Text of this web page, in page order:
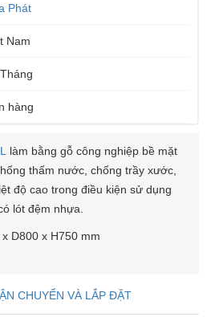
Phát
Nam
hàng
làm bằng gỗ công nghiệp bề mặt
thấm nước, chống trầy xước,
độ cao trong điều kiện sử dụng
lót đệm nhựa.
D800 x H750 mm
CHUYỂN VÀ LẮP ĐẶT